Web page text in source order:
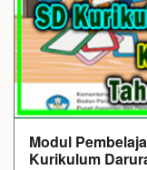
Modul
Kurikulum